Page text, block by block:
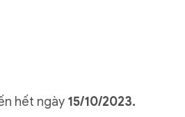
hết ngày 15/10/2023.